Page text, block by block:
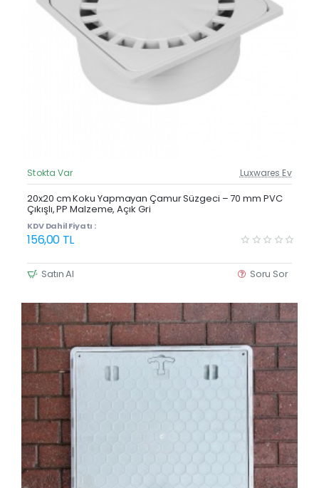
Güncel Fiyat
Yeni Ürün
Stokta Var Luxwares Ev
20x20 cm Koku Yapmayan Çamur Süzgeci – 70 mm PVC
Çıkışlı, PP Malzeme, Açık Gri
KDV Dahil Fiyatı :
156,00 TL
Satın Al Soru Sor